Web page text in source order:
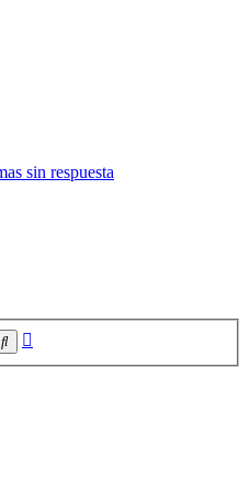
sin respuesta
Buscar